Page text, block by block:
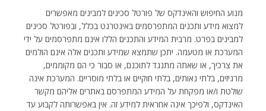
מנוע החיפוש והאינדקס של פורטל סכינים למבינים מאפשרים
למצוא מידע ותכנים המתפרסמים באינטרנט בכלל, ובפורטל סכינים
למבינים בפרט. מרבית המידע והתכנים הללו אינם מתפרסמים על ידי
המערכת או מטעמה. יתכן שתמצא שמידע ותכנים אלה אינם הולמים
את צרכיך, או שאתה מתנגד לתוכנם, או סבור כי הם מקוממים,
מרגיזים, בלתי נאותים, בלתי חוקיים או בלתי מוסריים. המערכת אינה
שולטת ו/או מפקחת על המידע המתפרסם באתרים אליהם מקשר
האינדקס, ולפיכך אינה אחראית למידע זה. אין באפשרותה לקבוע עד